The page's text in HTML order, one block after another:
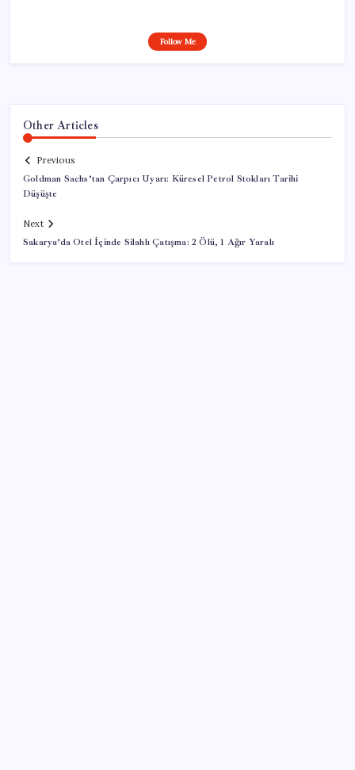
Follow Me
Other Articles
Previous
Goldman Sachs’tan Çarpıcı Uyarı: Küresel Petrol Stokları Tarihi
Düşüşte
Next
Sakarya’da Otel İçinde Silahlı Çatışma: 2 Ölü, 1 Ağır Yaralı